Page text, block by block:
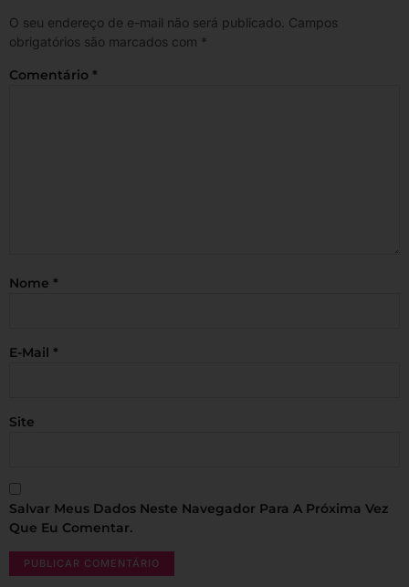
O seu endereço de e-mail não será publicado. Campos
obrigatórios são marcados com *
Comentário *
Nome *
E-Mail *
Site
Salvar Meus Dados Neste Navegador Para A Próxima Vez
Que Eu Comentar.